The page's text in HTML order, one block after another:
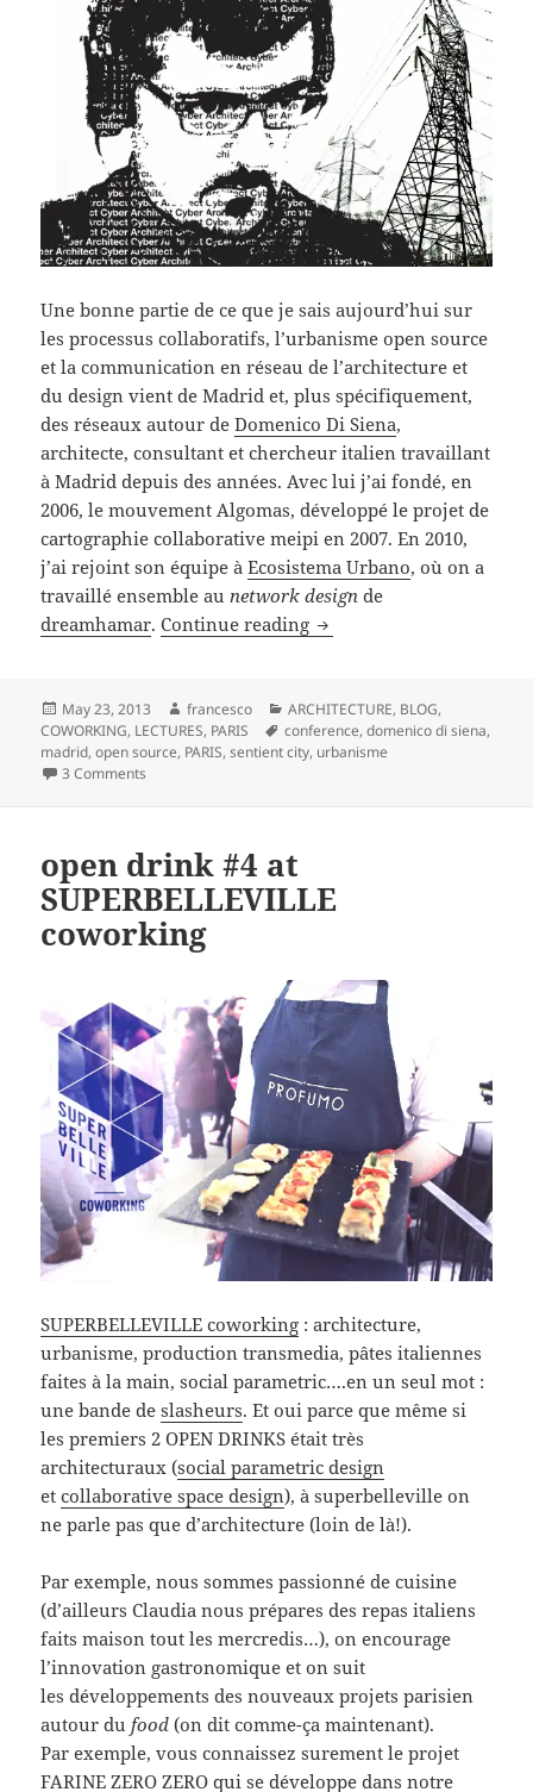
Une bonne partie de ce que je sais aujourd’hui sur
les processus collaboratifs, l’urbanisme open source
et la communication en réseau de l’architecture et
du design vient de Madrid et, plus spécifiquement,
des réseaux autour deDomenico Di Siena,
architecte, consultant et chercheur italien travaillant
à Madrid depuis des années. Avec lui j’ai fondé, en
2006, le mouvement Algomas, développé le projet de
cartographie collaborative meipi en 2007. En 2010,
j’ai rejoint son équipe àEcosistema Urbano, où on a
travaillé ensemble au network design de
dreamhamar.Continue reading CONFERENCE
Posted
on
May 23, 2013 Author
francesco Categories
ARCHITECTURE, BLOG,
COWORKING, LECTURES, PARIS Tags
conference,domenico di siena,
madrid,open source, PARIS,sentient city, urbanisme
3 Comments
open drink #4 at
SUPERBELLEVILLE
coworking
SUPERBELLEVILLE coworking : architecture,
urbanisme, production transmedia, pâtes italiennes
faites à la main, social parametric….en un seul mot :
une bande deslasheurs. Et oui parce que même si
les premiers 2 OPEN DRINKS était très
architecturaux (social parametric design
etcollaborative space design), à superbelleville on
ne parle pas que d’architecture (loin de là!).
Par exemple, nous sommes passionné de cuisine
(d’ailleurs Claudia nous prépares des repas italiens
faits maison tout les mercredis…), on encourage
l’innovation gastronomique et on suit
les développements des nouveaux projets parisien
autour du food (on dit comme-ça maintenant).
Par exemple, vous connaissez surement le projet
FARINE ZERO ZERO qui se développe dans notre